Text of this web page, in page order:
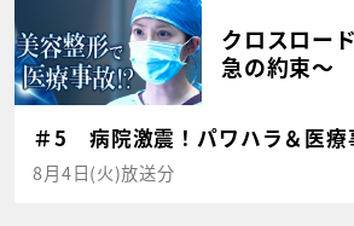
クロスロー
急の約束～
＃5 病院激震！パワハラ＆医療
8月4日(火)放送分